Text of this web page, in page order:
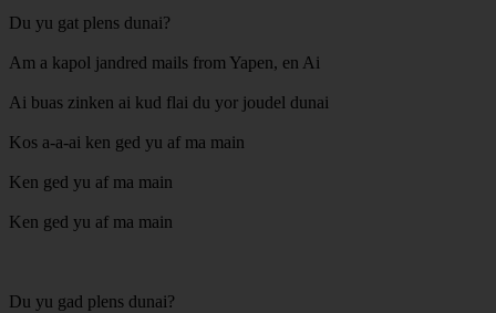
Du yu gat plens dunai?
Am a kapol jandred mails from Yapen, en Ai
Ai buas zinken ai kud flai du yor joudel dunai
Kos a-a-ai ken ged yu af ma main
Ken ged yu af ma main
Ken ged yu af ma main
Du yu gad plens dunai?